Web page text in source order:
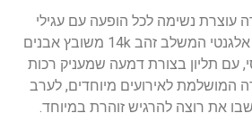
עוצרת נשימה לכל הופעה עם עגילי
"דמעות הזוהר". עיצוב אלגנטי המשלב זהב 14k משובץ אבנים
עם תליון בצורת דמעה שמעניק רכות
המושלמת לאירועים מיוחדים, לערב
את רוצה להרגיש זוהרת במיוחד.